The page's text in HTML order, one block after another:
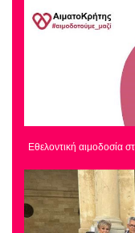
Εθελοντική αιμοδοσία